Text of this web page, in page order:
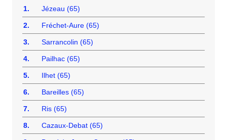
1. Jézeau (65)
2. Fréchet-Aure (65)
3. Sarrancolin (65)
4. Pailhac (65)
5. Ilhet (65)
6. Bareilles (65)
7. Ris (65)
8. Cazaux-Debat (65)